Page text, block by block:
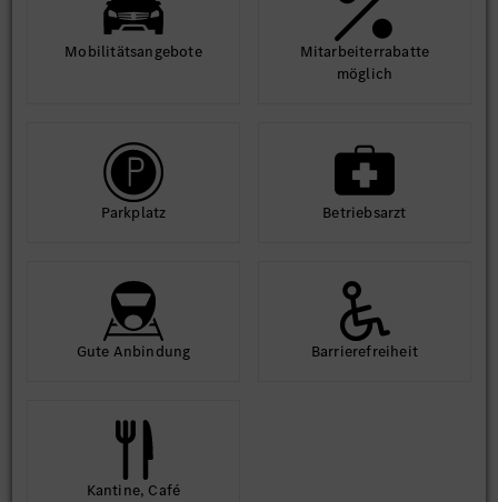
Mobilitäts­angebote
Mit­arbeiter­rabatte
möglich
Park­platz Betriebs­arzt
Gute An­bindung Barriere­frei­heit
Kantine, Café